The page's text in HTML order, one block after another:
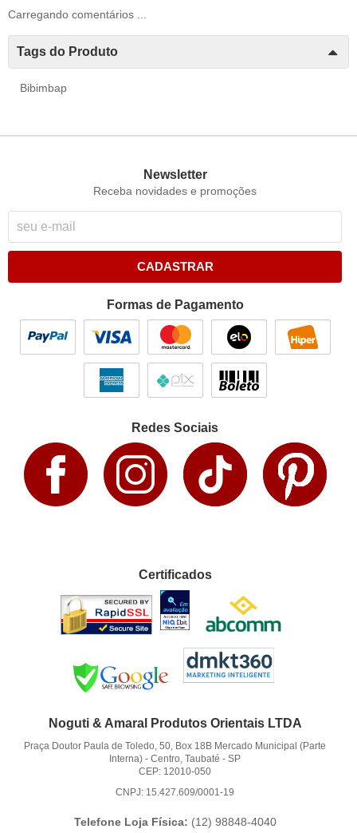
Carregando comentários ...
Tags do Produto
Bibimbap
Newsletter
Receba novidades e promoções
CADASTRAR
Formas de Pagamento
Redes Sociais
Certificados
Noguti & Amaral Produtos Orientais LTDA
Praça Doutor Paula de Toledo, 50, Box 18B Mercado Municipal (Parte
Interna) -Centro, Taubaté -SP
CEP: 12010-050
CNPJ: 15.427.609/0001-19
Telefone Loja Física: (12) 98848-4040